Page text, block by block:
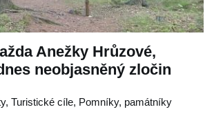
Anežky Hrůzové,
neobjasněný zločin
Turistické cíle, Pomníky, památníky